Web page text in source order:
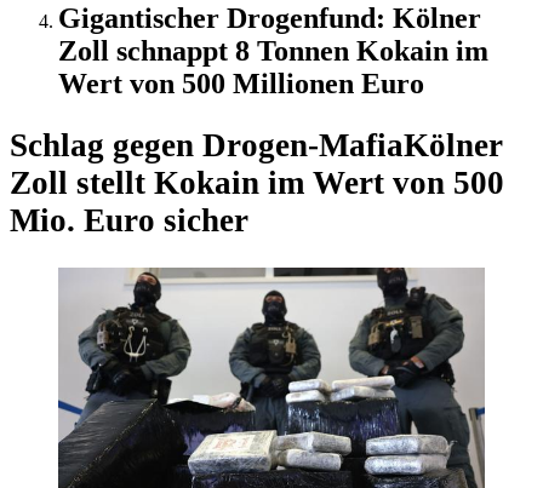
Gigantischer Drogenfund: Kölner
Zoll schnappt 8 Tonnen Kokain im
Wert von 500 Millionen Euro
Schlag gegen Drogen-MafiaKölner
Zoll stellt Kokain im Wert von 500
Mio. Euro sicher